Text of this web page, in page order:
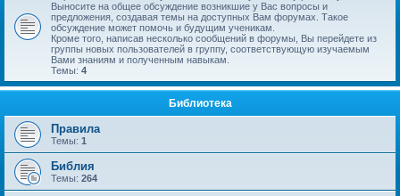
Выносите на общее обсуждение возникшие у Вас вопросы и
предложения, создавая темы на доступных Вам форумах. Такое
обсуждение может помочь и будущим ученикам.
Кроме того, написав несколько сообщений в форумы, Вы перейдете из
группы новых пользователей в группу, соответствующую изучаемым
Вами знаниям и полученным навыкам.
Темы: 4
Библиотека
Правила
Темы: 1
Библия
Темы: 264